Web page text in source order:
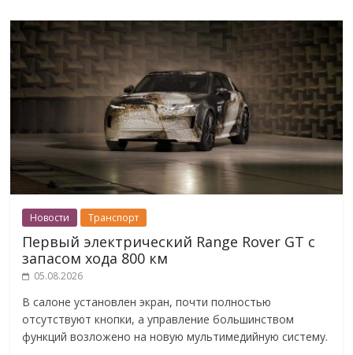
Новости Транспорт
Первый электрический Range Rover GT с
запасом хода 800 км
05.08.2026
В салоне установлен экран, почти полностью
отсутствуют кнопки, а управление большинством
функций возложено на новую мультимедийную систему.